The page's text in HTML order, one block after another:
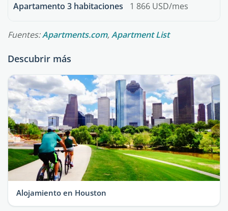
Apartamento 3 habitaciones 1 866 USD/mes
Fuentes:Apartments.com,Apartment List
Descubrir más
Alojamiento en Houston